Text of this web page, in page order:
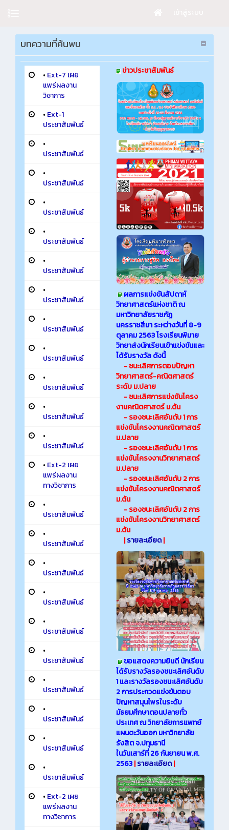
บทความที่ค้นพบ
• Ext-7 เผย
แพร่ผลงาน
วิชาการ
• Ext-1
ประชาสัมพันธ์
•
ประชาสัมพันธ์
•
ประชาสัมพันธ์
•
ประชาสัมพันธ์
•
ประชาสัมพันธ์
•
ประชาสัมพันธ์
•
ประชาสัมพันธ์
•
ประชาสัมพันธ์
•
ประชาสัมพันธ์
•
ประชาสัมพันธ์
•
ประชาสัมพันธ์
•
ประชาสัมพันธ์
• Ext-2 เผย
แพร่ผลงาน
ทางวิชาการ
•
ประชาสัมพันธ์
•
ประชาสัมพันธ์
•
ประชาสัมพันธ์
•
ประชาสัมพันธ์
•
ประชาสัมพันธ์
•
ประชาสัมพันธ์
•
ประชาสัมพันธ์
•
ประชาสัมพันธ์
•
ประชาสัมพันธ์
•
ประชาสัมพันธ์
• Ext-2 เผย
แพร่ผลงาน
ทางวิชาการ
ข่าวประชาสัมพันธ์
ผลการแข่งขันสัปดาห์
วิทยาศาสตร์แห่งชาติ ณ
มหาวิทยาลัยราชภัฏ
นครราชสีมา ระหว่างวันที่ 8-9
ตุลาคม 2563 โรงเรียนพิมาย
วิทยาส่งนักเรียนเข้าแข่งขันและ
ได้รับรางวัล ดังนี้
- ชนะเลิศการตอบปัญหา
วิทยาศาสตร์-คณิตศาสตร์
ระดับ ม.ปลาย
- ชนะเลิศการแข่งขันโครง
งานคณิตศาสตร์ ม.ต้น
- รองชนะเลิศอันดับ 1 การ
แข่งขันโครงงานคณิตศาสตร์
ม.ปลาย
- รองชนะเลิศอันดับ 1 การ
แข่งขันโครงงานวิทยาศาสตร์
ม.ปลาย
- รองชนะเลิศอันดับ 2 การ
แข่งขันโครงงานคณิตศาสตร์
ม.ต้น
- รองชนะเลิศอันดับ 2 การ
แข่งขันโครงงานวิทยาศาสตร์
ม.ต้น
|รายละเอียด|
ขอแสดงความยินดี นักเรียน
ได้รับรางวัลรองชนะเลิศอันดับ
1 และรางวัลรองชนะเลิศอันดับ
2 การประกวดแข่งขันตอบ
ปัญหาสมุนไพรในระดับ
มัธยมศึกษาตอนปลายทั่ว
ประเทศ ณ วิทยาลัยการแพทย์
แผนตะวันออก มหาวิทยาลัย
รังสิต จ.ปทุมธานี
ในวันเสาร์ที่ 26 กันยายน พ.ศ.
2563|รายละเอียด|